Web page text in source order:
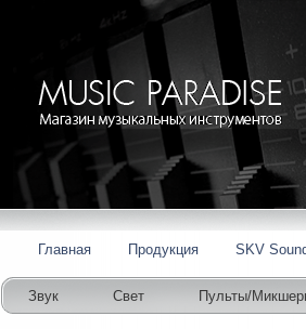
Главная Продукция SKV
Звук Свет Пульты/